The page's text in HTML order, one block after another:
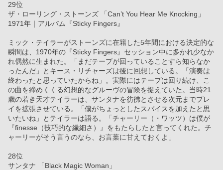
29位
ザ・ローリング・ストーンズ 「Can’t You Hear Me Knocking」
1971年｜アルバム『Sticky Fingers』
ミック・テイラーがストーンズに在籍した5年間における決定的な
瞬間は、1970年の『Sticky Fingers』セッション中に多かれ少なか
れ偶然に生まれた。「まだテープが回っていることすら知らなか
ったんだ」とキース・リチャーズは後に回想している。「演奏は
終わったと思っていたからね」。実際にはテープは回り続け、こ
の曲を締めくくる幻想的なグルーヴの冒険を捉えていた。当時21
歳の若き天才テイラーは、サンタナを彷彿とさせる次元までプレ
イを拡張させている。「僕がちょっとしたスパイスを加えたと思
いたいね」とテイラーは語る。「チャーリー（・ワッツ）は僕が
『finesse（技巧的な繊細さ）』をもたらしたと言ってくれた。チ
ャーリーがそう言うのなら、お言葉に甘えておくよ」
28位
サンタナ 「Black Magic Woman」